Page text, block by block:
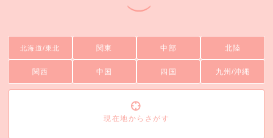
北海道/東北 関東 中部 北陸
関西 中国 四国 九州/沖縄
現在地からさがす